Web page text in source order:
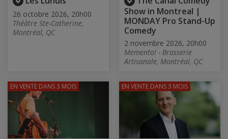
26 octobre 2026, 20h00
Théâtre Ste-Catherine,
Montréal, QC
Show in Montreal |
MONDAY Pro Stand-Up
Comedy
2 novembre 2026, 20h00
Memento! - Brasserie
Artisanale, Montréal, QC
EN VENTE DANS 3 MOIS EN VENTE DANS 3 MOIS